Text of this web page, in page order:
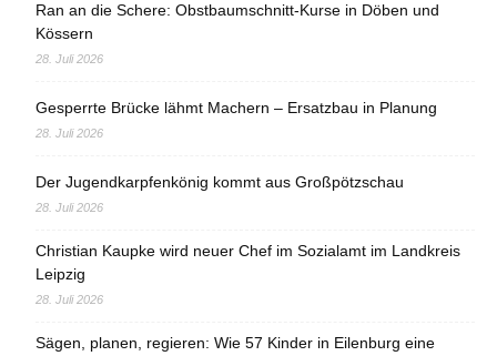
Ran an die Schere: Obstbaumschnitt-Kurse in Döben und
Kössern
28. Juli 2026
Gesperrte Brücke lähmt Machern – Ersatzbau in Planung
28. Juli 2026
Der Jugendkarpfenkönig kommt aus Großpötzschau
28. Juli 2026
Christian Kaupke wird neuer Chef im Sozialamt im Landkreis
Leipzig
28. Juli 2026
Sägen, planen, regieren: Wie 57 Kinder in Eilenburg eine